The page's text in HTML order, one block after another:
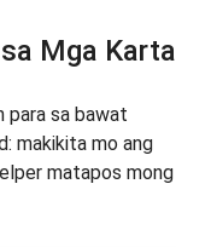
Mga Karta
para sa bawat
makikita mo ang
matapos mong